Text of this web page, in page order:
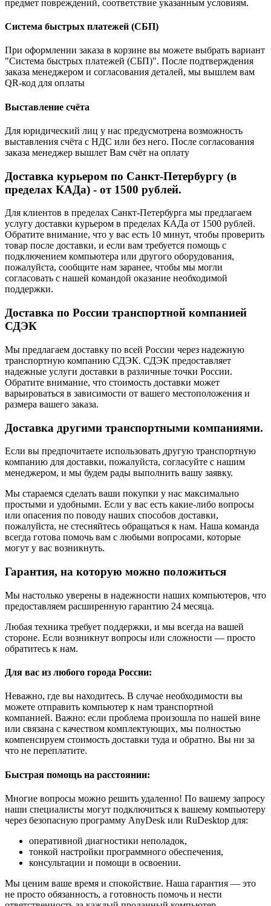
предмет повреждений, соответствие указанным условиям.
Система быстрых платежей (СБП)
При оформлении заказа в корзине вы можете выбрать вариант
"Система быстрых платежей (СБП)". После подтверждения
заказа менеджером и согласования деталей, мы вышлем вам
QR-код для оплаты
Выставление счёта
Для юридический лиц у нас предусмотрена возможность
выставления счёта с НДС или без него. После согласования
заказа менеджер вышлет Вам счёт на оплату
Доставка курьером по Санкт-Петербургу (в
пределах КАДа) - от 1500 рублей.
Для клиентов в пределах Санкт-Петербурга мы предлагаем
услугу доставки курьером в пределах КАДа от 1500 рублей.
Обратите внимание, что у вас есть 10 минут, чтобы проверить
товар после доставки, и если вам требуется помощь с
подключением компьютера или другого оборудования,
пожалуйста, сообщите нам заранее, чтобы мы могли
согласовать с нашей командой оказание необходимой
поддержки.
Доставка по России транспортной компанией
СДЭК
Мы предлагаем доставку по всей России через надежную
транспортную компанию СДЭК. СДЭК предоставляет
надежные услуги доставки в различные точки России.
Обратите внимание, что стоимость доставки может
варьироваться в зависимости от вашего местоположения и
размера вашего заказа.
Доставка другими транспортными компаниями.
Если вы предпочитаете использовать другую транспортную
компанию для доставки, пожалуйста, согласуйте с нашим
менеджером, и мы будем рады выполнить вашу заявку.
Мы стараемся сделать ваши покупки у нас максимально
простыми и удобными. Если у вас есть какие-либо вопросы
или опасения по поводу наших способов доставки,
пожалуйста, не стесняйтесь обращаться к нам. Наша команда
всегда готова помочь вам с любыми вопросами, которые
могут у вас возникнуть.
Гарантия, на которую можно положиться
Мы настолько уверены в надежности наших компьютеров, что
предоставляем расширенную гарантию 24 месяца.
Любая техника требует поддержки, и мы всегда на вашей
стороне. Если возникнут вопросы или сложности — просто
обратитесь к нам.
Для вас из любого города России:
Неважно, где вы находитесь. В случае необходимости вы
можете отправить компьютер к нам транспортной
компанией. Важно: если проблема произошла по нашей вине
или связана с качеством комплектующих, мы полностью
компенсируем стоимость доставки туда и обратно. Вы ни за
что не переплатите.
Быстрая помощь на расстоянии:
Многие вопросы можно решить удаленно! По вашему запросу
наши специалисты могут подключиться к вашему компьютеру
через безопасную программу AnyDesk или RuDesktop для:
оперативной диагностики неполадок,
тонкой настройки программного обеспечения,
консультации и помощи в освоении.
Мы ценим ваше время и спокойствие. Наша гарантия — это
не просто обязанность, а готовность помочь и нести